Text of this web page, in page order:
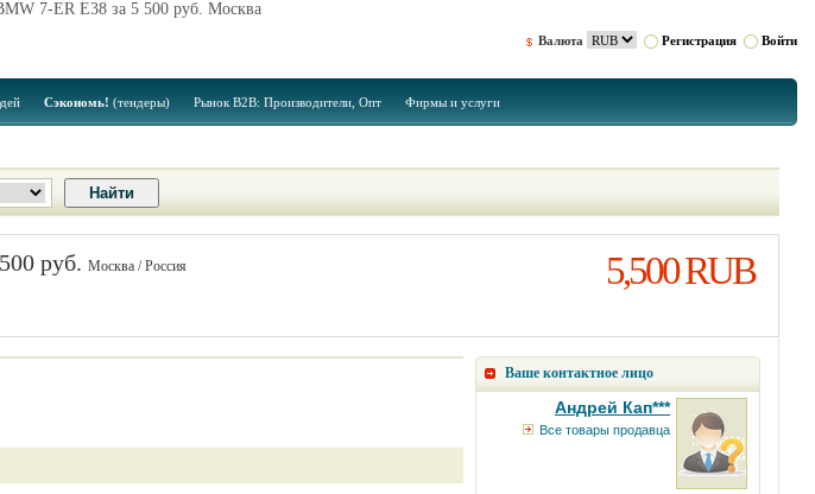
7-ER E38 за 5 500 руб. Москва
Валюта Регистрация Войти
Сэкономь! (тендеры) Рынок B2B: Производители, Опт Фирмы и услуги
руб. Москва / Россия 5,500 RUB
Ваше контактное лицо
Андрей Кап***
Все товары продавца